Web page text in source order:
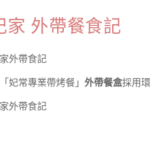
家 外帶餐食記
「妃常專業帶烤餐」 外帶餐盒採用